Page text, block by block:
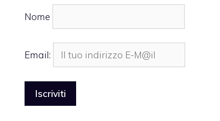
Nome
Email: